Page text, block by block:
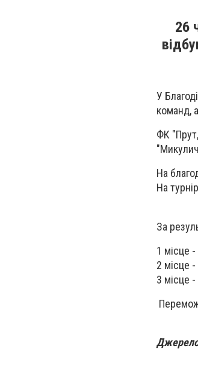
26
У
команд,
ФК
На
На
За
1 місце
2 місце -
3 місце